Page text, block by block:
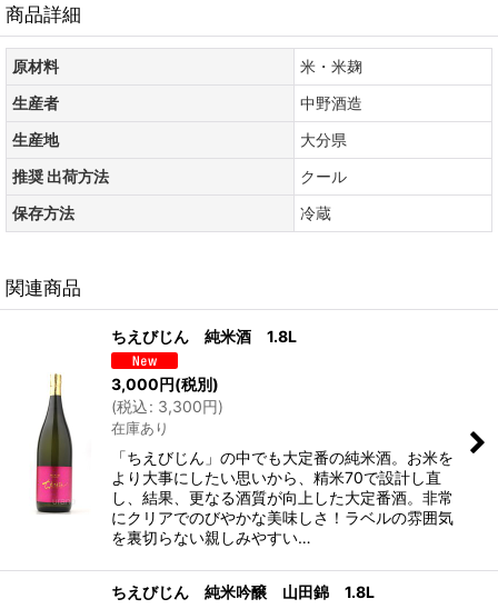
商品詳細
原材料
米・米麹
生産者
中野酒造
生産地
大分県
推奨 出荷方法
クール
保存方法
冷蔵
関連商品
ちえびじん 純米酒 1.8L
3,000円(税別)
(税込: 3,300円)
在庫あり
「ちえびじん」の中でも大定番の純米酒。お米を
より大事にしたい思いから、精米70で設計し直
し、結果、更なる酒質が向上した大定番酒。非常
にクリアでのびやかな美味しさ！ラベルの雰囲気
を裏切らない親しみやすい…
ちえびじん 純米吟醸 山田錦 1.8L